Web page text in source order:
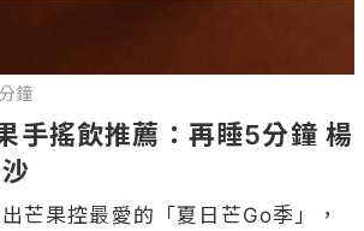
鐘
手搖飲推薦：再睡5分鐘 楊
芒果控最愛的「夏日芒Go季」，